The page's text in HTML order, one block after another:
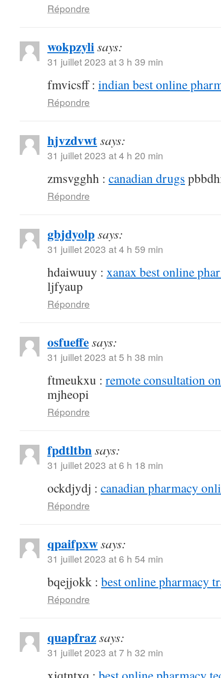
Répondre
wokpzylisays:
31 juillet 2023 at 3 h 39 min
fmvicsff : indian best online
Répondre
hjvzdvwtsays:
31 juillet 2023 at 4 h 20 min
zmsvgghh : canadian drugs
Répondre
gbjdyolpsays:
31 juillet 2023 at 4 h 59 min
hdaiwuuy : xanax best online
ljfyaup
Répondre
osfueffesays:
31 juillet 2023 at 5 h 38 min
ftmeukxu : remote consultation
mjheopi
Répondre
fpdtltbnsays:
31 juillet 2023 at 6 h 18 min
ockdjydj : canadian pharmacy
Répondre
qpaifpxwsays:
31 juillet 2023 at 6 h 54 min
bqejjokk : best online pharmacy
Répondre
quapfrazsays:
31 juillet 2023 at 7 h 32 min